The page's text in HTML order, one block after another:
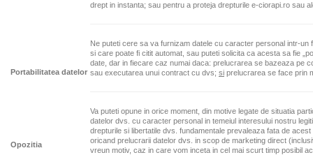
drept in instanta; sau pentru a proteja drepturile e-ciorapi.ro sau
Portabilitatea datelor
Ne puteti cere sa va furnizam datele cu caracter personal intr-un
si care poate fi citit automat, sau puteti solicita ca acesta sa fie
date, dar in fiecare caz numai daca: prelucrarea se bazeaza pe
sau executarea unui contract cu dvs; si prelucrarea se face prin
Opozitia
Va puteti opune in orice moment, din motive legate de situatia
datelor dvs. cu caracter personal in temeiul interesului nostru
drepturile si libertatile dvs. fundamentale prevaleaza fata de
oricand prelucrarii datelor dvs. in scop de marketing direct
vreun motiv, caz in care vom inceta in cel mai scurt timp posibil